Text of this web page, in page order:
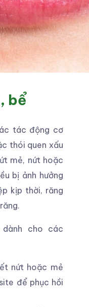
bể
tác động cơ
thói quen xấu
mẻ, nứt hoặc
bị ảnh hưởng
kịp thời, răng
dành cho các
nứt hoặc mẻ
để phục hồi